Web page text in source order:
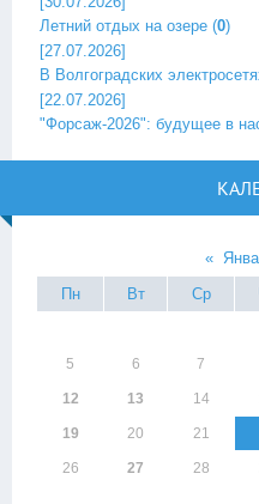
Летний отдых на озере (0)
[27.07.2026]
В Волгоградских
[22.07.2026]
"Форсаж-2026": будущее в
«
Пн
Вт Ср
5 6 7
12 13 14
19 20 21
26 27 28